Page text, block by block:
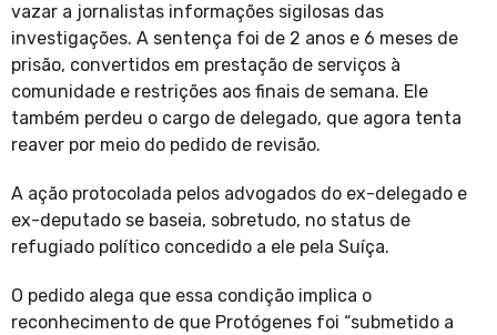
vazar a jornalistas informações sigilosas das
investigações. A sentença foi de 2 anos e 6 meses de
prisão, convertidos em prestação de serviços à
comunidade e restrições aos finais de semana. Ele
também perdeu o cargo de delegado, que agora tenta
reaver por meio do pedido de revisão.
A ação protocolada pelos advogados do ex-delegado e
ex-deputado se baseia, sobretudo, no status de
refugiado político concedido a ele pela Suíça.
O pedido alega que essa condição implica o
reconhecimento de que Protógenes foi “submetido a